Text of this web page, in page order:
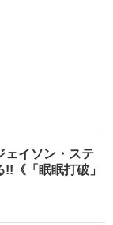
ェイソン・ステ
《「眠眠打破」